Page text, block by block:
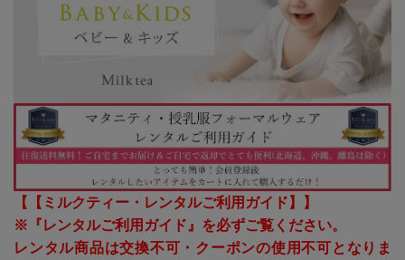
【【ミルクティー・レンタルご利用ガイド】】
※『レンタルご利用ガイド』を必ずご覧ください。
レンタル商品は交換不可・クーポンの使用不可となりま